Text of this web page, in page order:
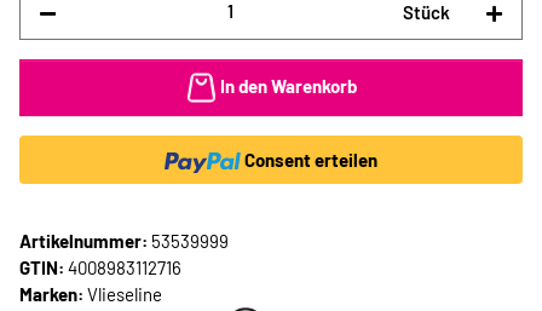
Stück
In den Warenkorb
Consent erteilen
Artikelnummer: 53539999
GTIN: 4008983112716
Marken: Vlieseline